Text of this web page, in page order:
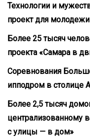
Технологии и
проект для
Более 25 тысяч
проекта «Самара в
Соревнования
ипподром в столице
Более 2,5 тысяч
централизованному
с улицы — в дом»